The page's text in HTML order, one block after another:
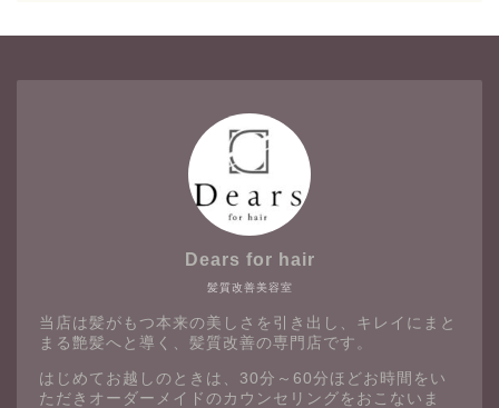
髪質改善美容室
Dears for hair
当店は髪がもつ本来の美しさを引き出し、キレイにまと
まる艶髪へと導く、髪質改善の専門店です。
はじめてお越しのときは、30分～60分ほどお時間をい
ただきオーダーメイドのカウンセリングをおこないま